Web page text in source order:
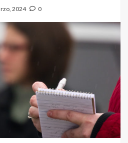
2024 0